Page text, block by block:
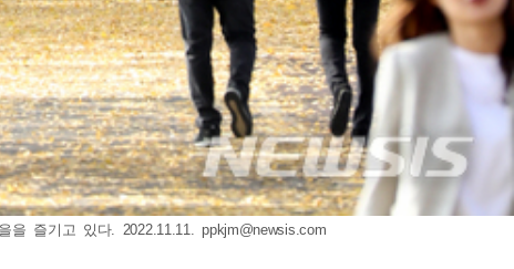
을 즐기고 있다. 2022.11.11.ppkjm@newsis.com